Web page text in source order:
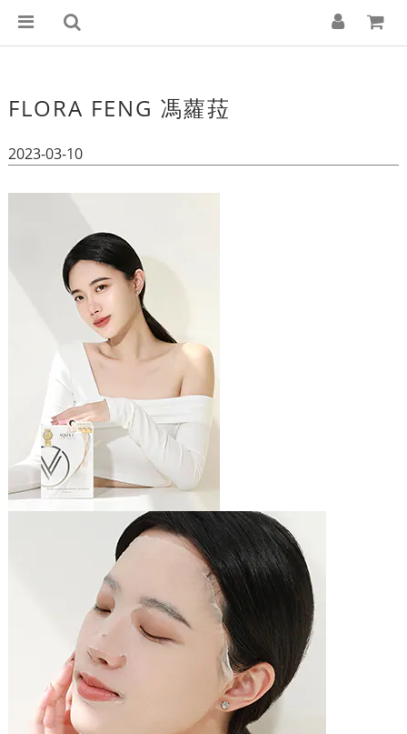
FLORA FENG 馮蘿菈
2023-03-10